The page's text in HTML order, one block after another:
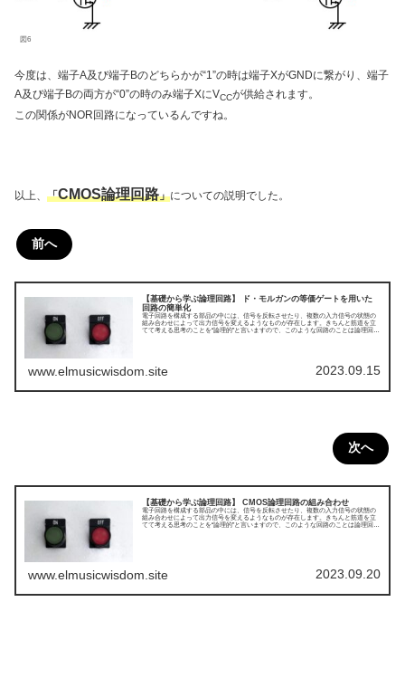
図6
今度は、端子A及び端子Bのどちらかが“1”の時は端子XがGNDに繋がり、端子
A及び端子Bの両方が“0”の時のみ端子XにVCCが供給されます。
この関係がNOR回路になっているんですね。
以上、 「CMOS論理回路」についての説明でした。
前へ
【基礎から学ぶ論理回路】 ド・モルガンの等価ゲートを用いた
回路の簡単化
電子回路を構成する部品の中には、信号を反転させたり、複数の入力信号の状態の
組み合わせによって出力信号を変えるようなものが存在します。きちんと筋道を立
てて考える思考のことを“論理的”と言いますので、このような回路のことは論理回路
www.elmusicwisdom.site 2023.09.15
次へ
【基礎から学ぶ論理回路】 CMOS論理回路の組み合わせ
電子回路を構成する部品の中には、信号を反転させたり、複数の入力信号の状態の
組み合わせによって出力信号を変えるようなものが存在します。きちんと筋道を立
てて考える思考のことを“論理的”と言いますので、このような回路のことは論理回路
www.elmusicwisdom.site 2023.09.20